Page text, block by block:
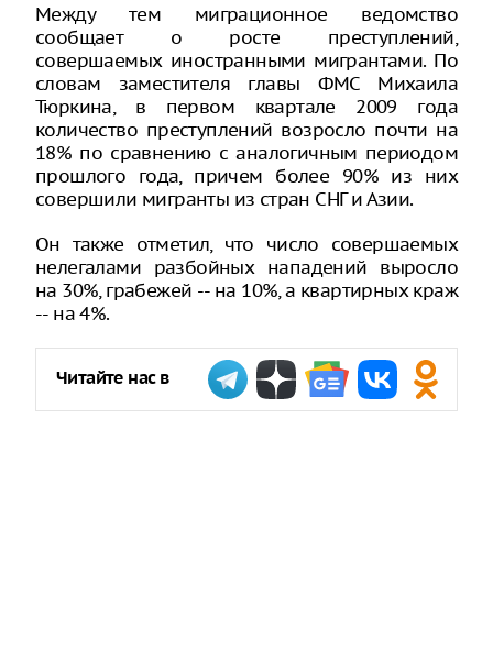
Между тем миграционное ведомство
сообщает о росте преступлений,
совершаемых иностранными мигрантами. По
словам заместителя главы ФМС Михаила
Тюркина, в первом квартале 2009 года
количество преступлений возросло почти на
18% по сравнению с аналогичным периодом
прошлого года, причем более 90% из них
совершили мигранты из стран СНГ и Азии.
Он также отметил, что число совершаемых
нелегалами разбойных нападений выросло
на 30%, грабежей -- на 10%, а квартирных краж
-- на 4%.
Читайте нас в